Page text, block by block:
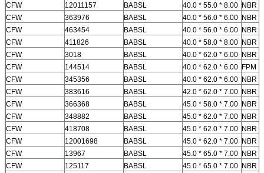
Kirimkan
CFW
12011157 BABSL 40.0 * 55.0 * 8.00 NBR
CFW
363976 BABSL 40.0 * 56.0 * 6.00 NBR
CFW
463454 BABSL 40.0 * 56.0 * 6.00 NBR
CFW
411826 BABSL 40.0 * 58.0 * 8.00 NBR
CFW
3018 BABSL 40.0 * 62.0 * 6.00 NBR
CFW
144514 BABSL 40.0 * 62.0 * 6.00 FPM
CFW
345356 BABSL 40.0 * 62.0 * 6.00 NBR
CFW
383616 BABSL 42.0 * 62.0 * 7.00 NBR
CFW
366368 BABSL 45.0 * 58.0 * 7.00 NBR
CFW
348882 BABSL 45.0 * 62.0 * 7.00 NBR
CFW
418708 BABSL 45.0 * 62.0 * 7.00 NBR
CFW
12001698 BABSL 45.0 * 62.0 * 7.00 NBR
CFW
13967 BABSL 45.0 * 65.0 * 7.00 NBR
CFW
125117 BABSL 45.0 * 65.0 * 7.00 NBR